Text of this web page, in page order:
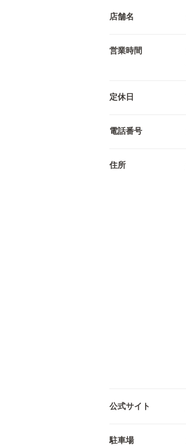
店舗名
営業時間
定休日
電話番号
住所
公式サイト
駐車場